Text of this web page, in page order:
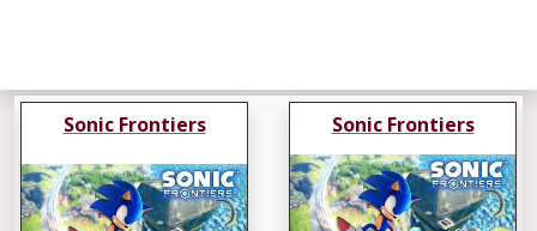
Sonic Frontiers Sonic Frontiers